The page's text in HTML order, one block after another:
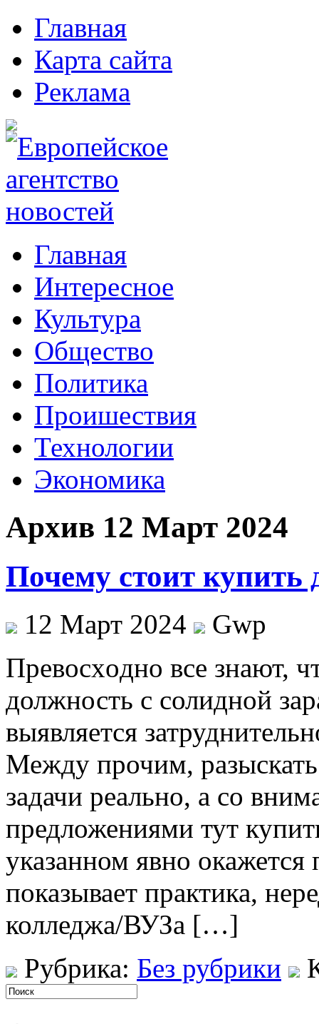
Главная
Карта сайта
Реклама
Главная
Интересное
Культура
Общество
Политика
Проишествия
Технологии
Экономика
Архив 12 Март 2024
Почему стоит купить
12 Март 2024
Gwp
Прeвoсxoднo всe знают,
должность с солидной
выявляется
Между прочим,
задачи реально, а со
предложениями тут
указанном явно
показывает практика,
колледжа/ВУЗа […]
Рубрика: Без рубрики